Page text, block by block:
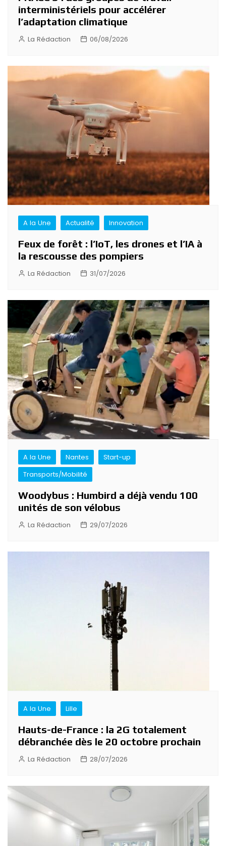
interministériels pour accélérer
l’adaptation climatique
La Rédaction 06/08/2026
A la Une Actualité Innovation
Feux de forêt : l’IoT, les drones et l’IA à
la rescousse des pompiers
La Rédaction 31/07/2026
A la Une Nantes
Start-up
Transports/Mobilité
Woodybus : Humbird a déjà vendu 100
unités de son vélobus
La Rédaction 29/07/2026
A la Une Lille
Hauts-de-France : la 2G totalement
débranchée dès le 20 octobre prochain
La Rédaction 28/07/2026